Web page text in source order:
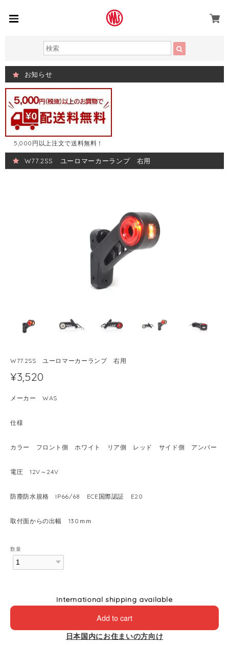
お知らせ
5,000円以上注文で送料無料！
W77.2SS ユーロマーカーランプ 右用
W77.2SS ユーロマーカーランプ 右用
¥3,520
メーカー WAS
仕様
カラー フロント側 ホワイト リア側 レッド サイド側 アンバー
電圧 12V～24V
防塵防水規格 IP66/68 ECE国際認証 E20
取付面からの出幅 130ｍｍ
数量
International shipping available
Add to cart
日本国内にお住まいの方向け